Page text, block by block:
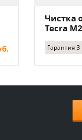
Чистка
Tecra M2
Гарантия 3